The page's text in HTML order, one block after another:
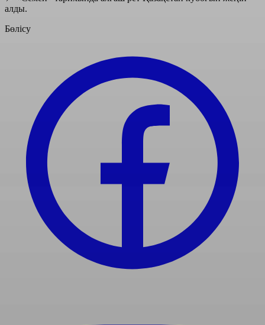
алды.
Бөлісу